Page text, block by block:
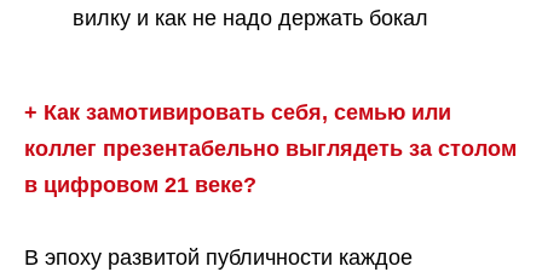
вилку и как не надо держать бокал
+ Как замотивировать себя, семью или
коллег презентабельно выглядеть за столом
в цифровом 21 веке?
В эпоху развитой публичности каждое